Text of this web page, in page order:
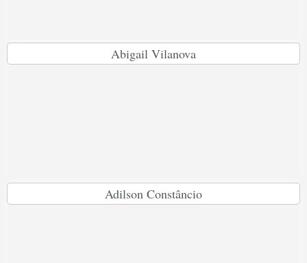
Abigail Vilanova
Adilson Constâncio